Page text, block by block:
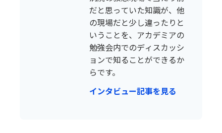
だと思っていた知識が、他
の現場だと少し違ったりと
いうことを、アカデミアの
勉強会内でのディスカッシ
ョンで知ることができるか
らです。
インタビュー記事を見る